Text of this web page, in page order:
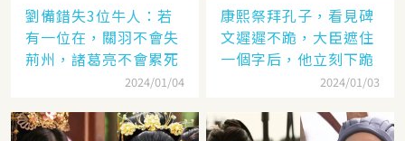
劉備錯失3位牛人：若
有一位在，關羽不會失
荊州，諸葛亮不會累死
2024/01/04
康熙祭拜孔子，看見碑
文遲遲不跪，大臣遮住
一個字后，他立刻下跪
2024/01/03